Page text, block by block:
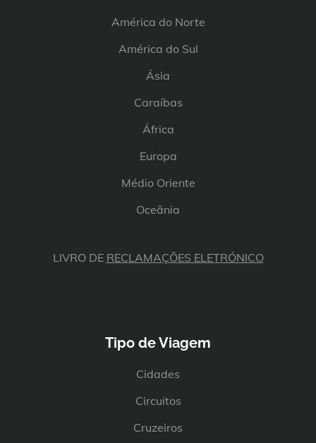
América do Norte
América do Sul
Ásia
Caraíbas
África
Europa
Médio Oriente
Oceânia
LIVRO DE RECLAMAÇÕES ELETRÓNICO
Tipo de Viagem
Cidades
Circuitos
Cruzeiros